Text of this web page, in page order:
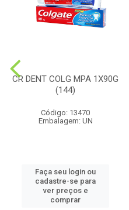
CR DENT COLG MPA 1X90G
(144)
Código: 13470
Embalagem: UN
Faça seu login ou
cadastre-se para
ver preços e
comprar